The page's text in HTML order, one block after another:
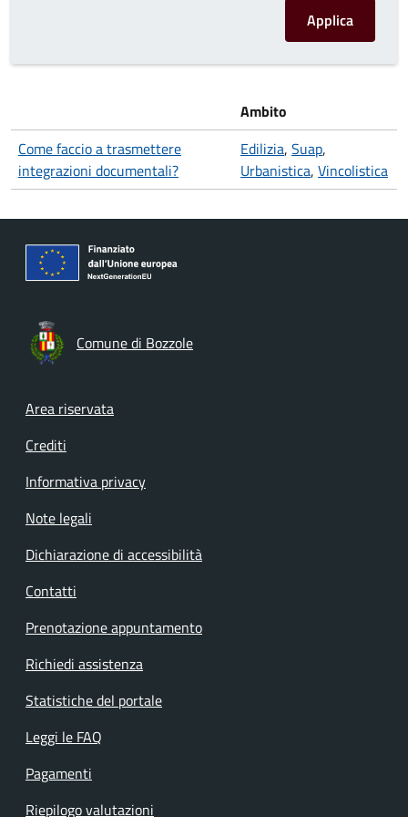
Ambito
Come faccio a trasmettere
integrazioni documentali?
Edilizia, Suap,
Urbanistica, Vincolistica
Comune di Bozzole
Footer menu
Area riservata
Crediti
Informativa privacy
Note legali
Dichiarazione di accessibilità
Contatti
Prenotazione appuntamento
Richiedi assistenza
Statistiche del portale
Leggi le FAQ
Pagamenti
Riepilogo valutazioni